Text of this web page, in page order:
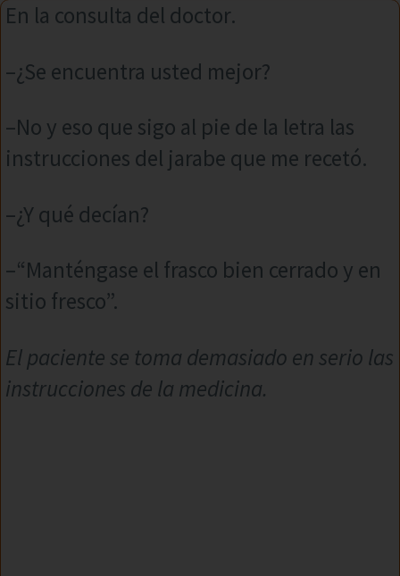
En la consulta del doctor.
–¿Se encuentra usted mejor?
–No y eso que sigo al pie de la letra las
instrucciones del jarabe que me recetó.
–¿Y qué decían?
–“Manténgase el frasco bien cerrado y en
sitio fresco”.
El paciente se toma demasiado en serio las
instrucciones de la medicina.